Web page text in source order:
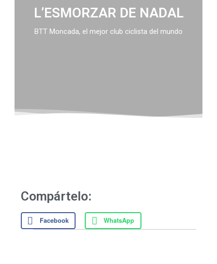
L’ESMORZAR DE NADAL
BTT Moncada, el mejor club ciclista del mundo
Compártelo:
Facebook WhatsApp